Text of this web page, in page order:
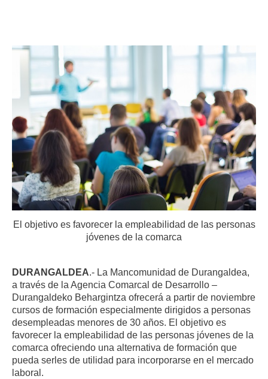
El objetivo es favorecer la empleabilidad de las personas
jóvenes de la comarca
DURANGALDEA.- La Mancomunidad de Durangaldea,
a través de la Agencia Comarcal de Desarrollo –
Durangaldeko Behargintza ofrecerá a partir de noviembre
cursos de formación especialmente dirigidos a personas
desempleadas menores de 30 años. El objetivo es
favorecer la empleabilidad de las personas jóvenes de la
comarca ofreciendo una alternativa de formación que
pueda serles de utilidad para incorporarse en el mercado
laboral.